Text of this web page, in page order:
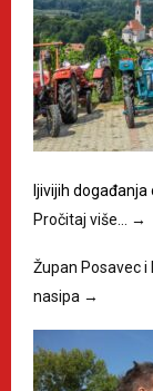
ljivijih
Pročitaj više…
→
Župan Posavec i
nasipa →